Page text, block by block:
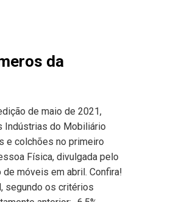
da
de maio de 2021,
Indústrias do Mobiliário
e colchões no primeiro
Física, divulgada pelo
móveis em abril. Confira!
segundo os critérios